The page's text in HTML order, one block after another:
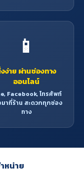
📱
ง่าย ผ่านช่องทาง
ออนไลน์
Facebook, โทรศัพท์
มาที่ร้าน สะดวกทุกช่อง
ทาง
หน่าย